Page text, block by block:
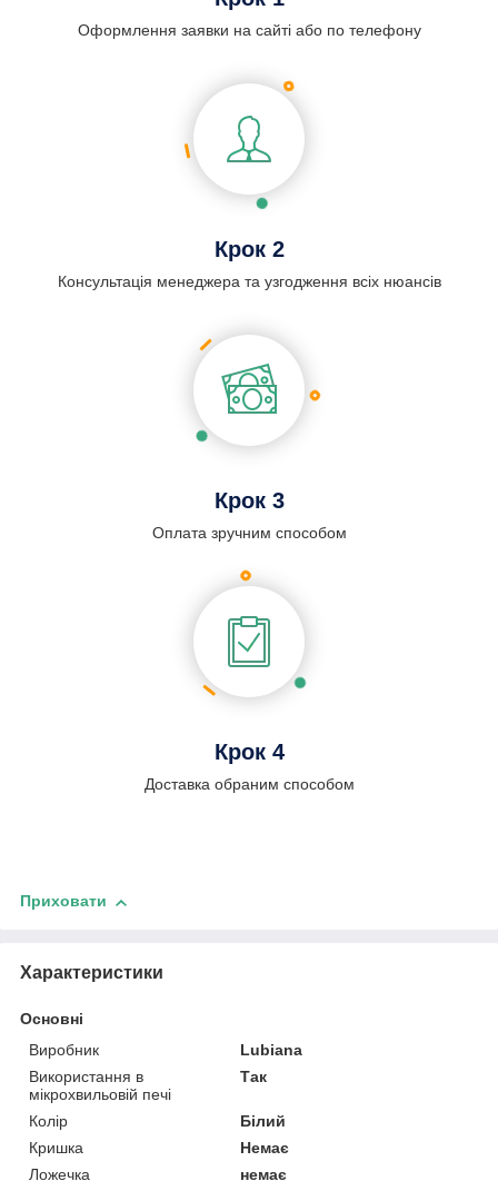
Оформлення заявки на сайті або по телефону
Крок 2
Консультація менеджера та узгодження всіх нюансів
Крок 3
Оплата зручним способом
Крок 4
Доставка обраним способом
Приховати
Характеристики
Основні
Виробник
Lubiana
Використання в
мікрохвильовій печі
Так
Колір
Білий
Кришка
Немає
Ложечка
немає